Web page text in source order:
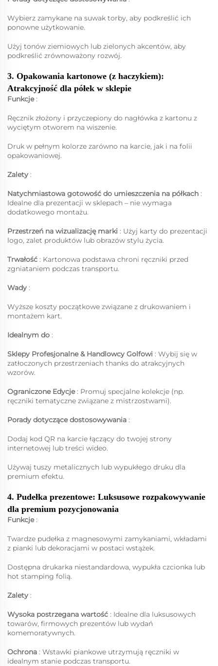
Wybierz zamykane na suwak torby, aby podkreślić ich
ponowne użytkowanie.
Użyj tonów ziemiowych lub zielonych akcentów, aby
podkreślić zrównoważony rozwój.
3. Opakowania kartonowe (z haczykiem):
Atrakcyjność dla półek w sklepie
Funkcje :
Ręcznik złożony i przyczepiony do nagłówka z kartonu z
wyciętym otworem na wiszenie.
Druk w pełnym kolorze zarówno na karcie, jak i na folii
opakowaniowej.
Zalety :
Natychmiastowa gotowość do umieszczenia na półkach :
Idealne dla prezentacji w sklepach – nie wymaga
dodatkowego montażu.
Przestrzeń na wizualizację marki : Użyj karty do prezentacji
logo, zalet produktów lub obrazów stylu życia.
Trwałość : Kartonowa podstawa chroni ręczniki przed
zgniataniem podczas transportu.
Wady :
Wyższe koszty początkowe związane z drukowaniem i
montażem kart.
Idealnym do :
Sklepy Profesjonalne & Handlowcy Golfowi : Wybij się w
zatłoczonych przestrzeniach thanks do atrakcyjnych
wzorów.
Ograniczone Edycje : Promuj specjalne kolekcje (np.
ręczniki tematyczne związane z mistrzostwami).
Porady dotyczące dostosowywania :
Dodaj kod QR na karcie łączący do twojej strony
internetowej lub treści wideo.
Używaj tuszy metalicznych lub wypukłego druku dla
premium efektu.
4. Pudełka prezentowe: Luksusowe rozpakowywanie
dla premium pozycjonowania
Funkcje :
Twardze pudełka z magnesowymi zamykaniami, wkładami
z pianki lub dekoracjami w postaci wstążek.
Dostępna drukarka niestandardowa, wypukła czcionka lub
hot stamping folią.
Zalety :
Wysoka postrzegana wartość : Idealne dla luksusowych
towarów, firmowych prezentów lub wydań
komemoratywnych.
Ochrona : Wstawki piankowe utrzymują ręczniki w
idealnym stanie podczas transportu.